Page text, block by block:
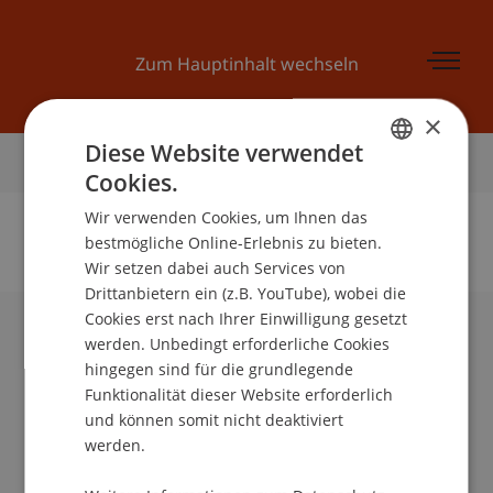
Zum Hauptinhalt wechseln
Startseite
Keine Daten zu dieser Person gefunden
Universität Liechtenstein
Fürst-Franz-Josef-Strasse
9490 Vaduz
Liechtenstein
info@uni.li
×
Diese Website verwendet
Cookies.
Wir verwenden Cookies, um Ihnen das
bestmögliche Online-Erlebnis zu bieten.
Wir setzen dabei auch Services von
Drittanbietern ein (z.B. YouTube), wobei die
Cookies erst nach Ihrer Einwilligung gesetzt
werden. Unbedingt erforderliche Cookies
hingegen sind für die grundlegende
Funktionalität dieser Website erforderlich
und können somit nicht deaktiviert
werden.